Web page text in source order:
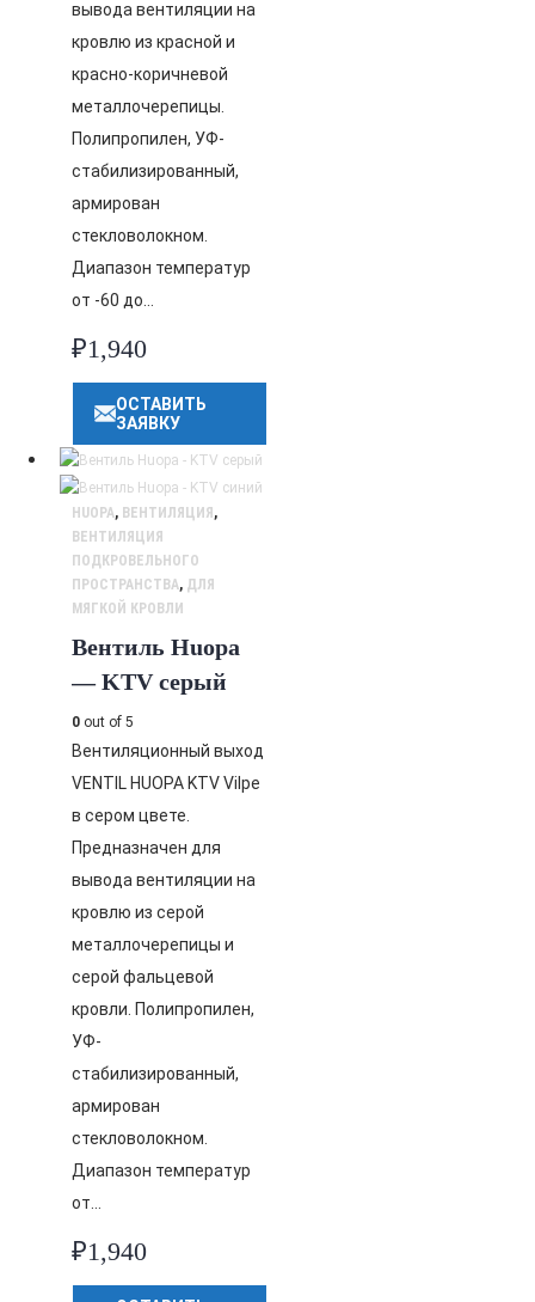
вывода вентиляции на
кровлю из красной и
красно-коричневой
металлочерепицы.
Полипропилен, УФ-
стабилизированный,
армирован
стекловолокном.
Диапазон температур
от -60 до…
₽1,940
ОСТАВИТЬ
ЗАЯВКУ
HUOPA, ВЕНТИЛЯЦИЯ ,
ВЕНТИЛЯЦИЯ
ПОДКРОВЕЛЬНОГО
ПРОСТРАНСТВА, ДЛЯ
МЯГКОЙ КРОВЛИ
Вентиль Huopa
— KTV серый
0 out of 5
Вентиляционный выход
VENTIL HUOPA KTV Vilpe
в сером цвете.
Предназначен для
вывода вентиляции на
кровлю из серой
металлочерепицы и
серой фальцевой
кровли. Полипропилен,
УФ-
стабилизированный,
армирован
стекловолокном.
Диапазон температур
от…
₽1,940